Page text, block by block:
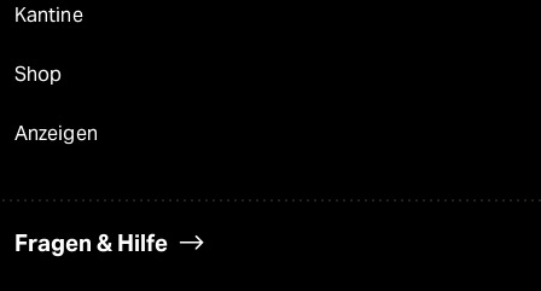
Kantine
Shop
Anzeigen
Fragen & Hilfe